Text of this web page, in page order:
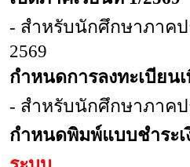
- สำหรับนักศึกษาภาค
2569
กำหนดการลงทะเบียน
- สำหรับนักศึกษาภาคป
กำหนดพิมพ์แบบชำระ